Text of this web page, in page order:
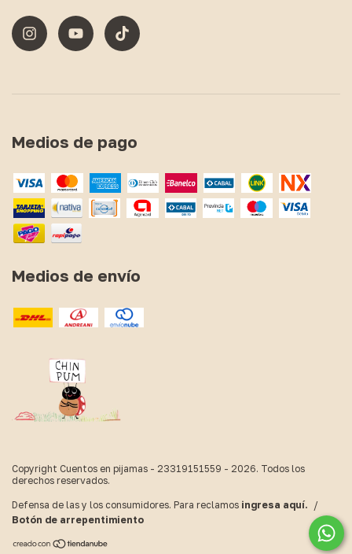
Medios de pago
Medios de envío
Copyright Cuentos en pijamas - 23319151559 - 2026. Todos los
derechos reservados.
Defensa de las y los consumidores. Para reclamos ingresa aquí.
/
Botón de arrepentimiento